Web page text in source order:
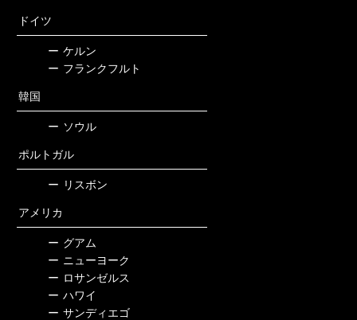
ドイツ
ー ケルン
ー フランクフルト
韓国
ー ソウル
ポルトガル
ー リスボン
アメリカ
ー グアム
ー ニューヨーク
ー ロサンゼルス
ー ハワイ
ー サンディエゴ